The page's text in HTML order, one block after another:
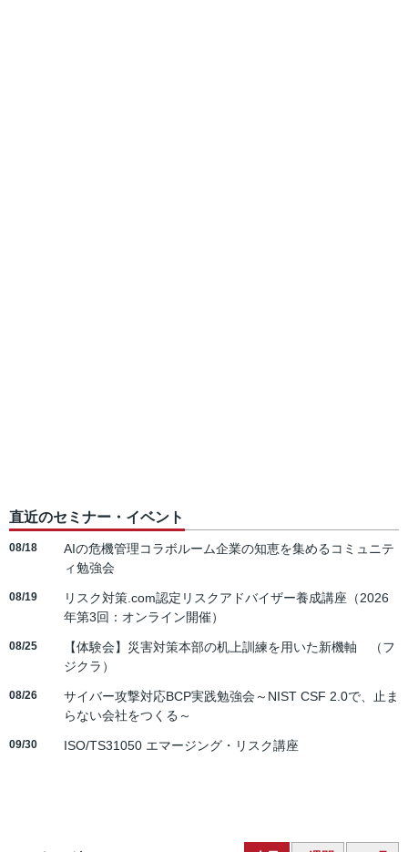
直近のセミナー・イベント
08/18
AIの危機管理コラボルーム企業の知恵を集めるコミュニテ
ィ勉強会
08/19
リスク対策.com認定リスクアドバイザー養成講座（2026
年第3回：オンライン開催）
08/25
【体験会】災害対策本部の机上訓練を用いた新機軸 （フ
ジクラ）
08/26
サイバー攻撃対応BCP実践勉強会～NIST CSF 2.0で、止ま
らない会社をつくる～
09/30 ISO/TS31050 エマージング・リスク講座